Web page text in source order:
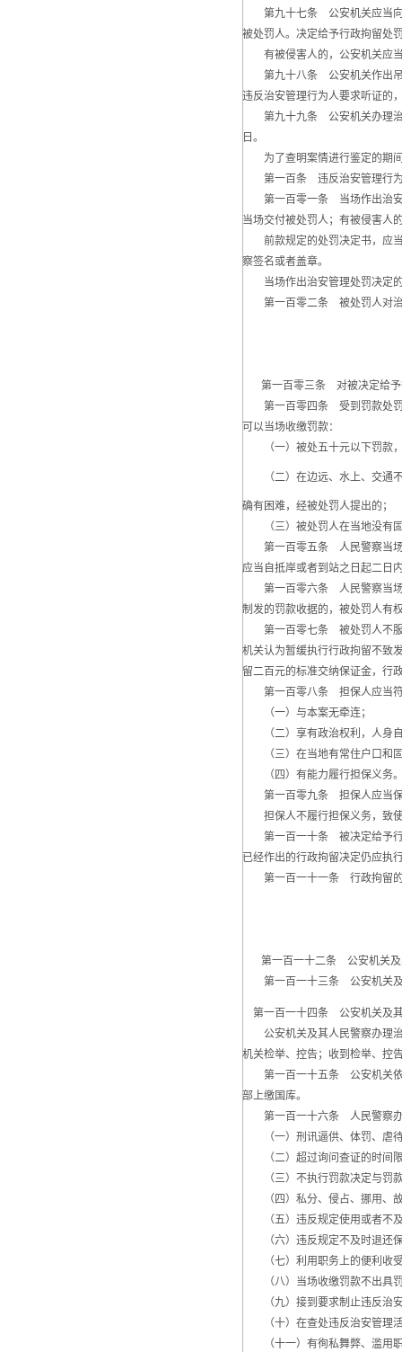
第九十七条 公安机关应当向
被处罚人。决定给予行政拘留处
有被侵害人的，公安机关应当
第九十八条 公安机关作出吊
违反治安管理行为人要求听证的
第九十九条 公安机关办理治
日。
为了查明案情进行鉴定的期间
第一百条 违反治安管理行为
第一百零一条 当场作出治安
当场交付被处罚人；有被侵害人
前款规定的处罚决定书，应当
察签名或者盖章。
当场作出治安管理处罚决定的
第一百零二条 被处罚人对治
第一百零三条 对被决定给予
第一百零四条 受到罚款处罚
可以当场收缴罚款：
（一）被处五十元以下罚款，
（二）在边远、水上、交通不
确有困难，经被处罚人提出的；
（三）被处罚人在当地没有固
第一百零五条 人民警察当场
应当自抵岸或者到站之日起二日
第一百零六条 人民警察当场
制发的罚款收据的，被处罚人有
第一百零七条 被处罚人不服
机关认为暂缓执行行政拘留不致
留二百元的标准交纳保证金，行
第一百零八条 担保人应当符
（一）与本案无牵连；
（二）享有政治权利，人身
（三）在当地有常住户口和
（四）有能力履行担保义务
第一百零九条 担保人应当保
担保人不履行担保义务，致使
第一百一十条 被决定给予行
已经作出的行政拘留决定仍应执
第一百一十一条 行政拘留的
第一百一十二条 公安机关及
第一百一十三条 公安机关及
第一百一十四条 公安机关及其
公安机关及其人民警察办理治
机关检举、控告；收到检举、控
第一百一十五条 公安机关依
部上缴国库。
第一百一十六条 人民警察办
（一）刑讯逼供、体罚、虐
（二）超过询问查证的时间
（三）不执行罚款决定与罚款
（四）私分、侵占、挪用、故
（五）违反规定使用或者不及
（六）违反规定不及时退还
（七）利用职务上的便利收受
（八）当场收缴罚款不出具罚
（九）接到要求制止违反治安
（十）在查处违反治安管理活
（十一）有徇私舞弊、滥用职